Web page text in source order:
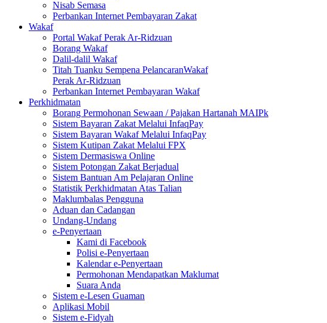
Nisab Semasa
Perbankan Internet Pembayaran Zakat
Wakaf
Portal Wakaf Perak Ar-Ridzuan
Borang Wakaf
Dalil-dalil Wakaf
Titah Tuanku Sempena PelancaranWakaf
Perak Ar-Ridzuan
Perbankan Internet Pembayaran Wakaf
Perkhidmatan
Borang Permohonan Sewaan / Pajakan Hartanah MAIPk
Sistem Bayaran Zakat Melalui InfaqPay
Sistem Bayaran Wakaf Melalui InfaqPay
Sistem Kutipan Zakat Melalui FPX
Sistem Dermasiswa Online
Sistem Potongan Zakat Berjadual
Sistem Bantuan Am Pelajaran Online
Statistik Perkhidmatan Atas Talian
Maklumbalas Pengguna
Aduan dan Cadangan
Undang-Undang
e-Penyertaan
Kami di Facebook
Polisi e-Penyertaan
Kalendar e-Penyertaan
Permohonan Mendapatkan Maklumat
Suara Anda
Sistem e-Lesen Guaman
Aplikasi Mobil
Sistem e-Fidyah